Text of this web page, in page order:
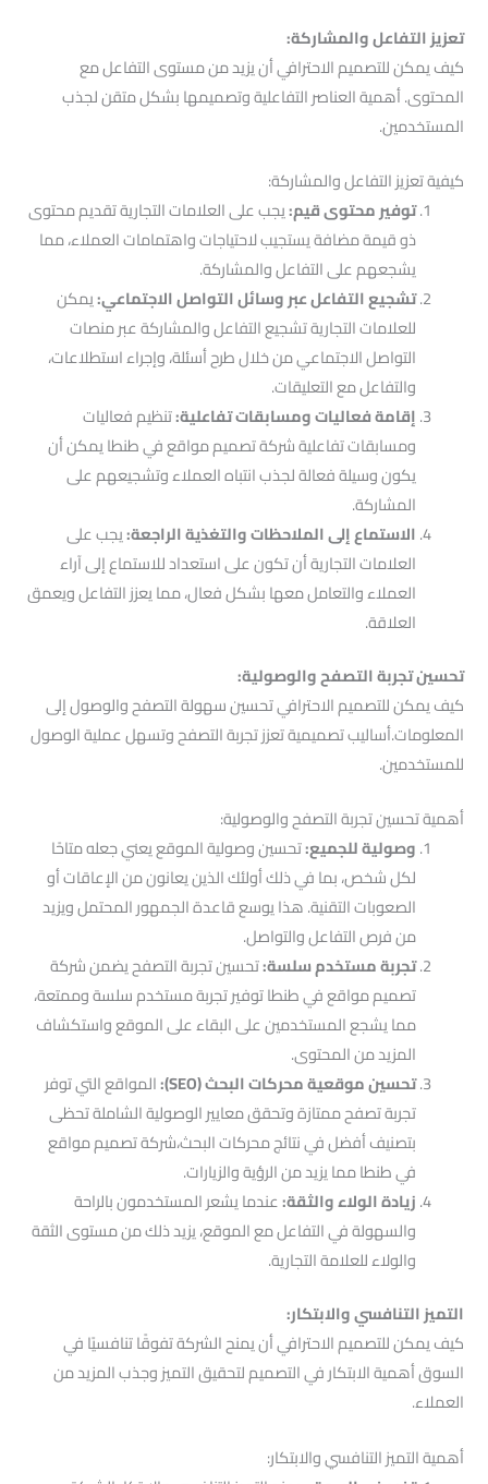
تعزيز التفاعل والمشاركة:
كيف يمكن للتصميم الاحترافي أن يزيد من مستوى التفاعل مع
المحتوى. أهمية العناصر التفاعلية وتصميمها بشكل متقن لجذب
المستخدمين.
كيفية تعزيز التفاعل والمشاركة:
توفير محتوى قيم:يجب على العلامات التجارية تقديم محتوى
ذو قيمة مضافة يستجيب لاحتياجات واهتمامات العملاء، مما
يشجعهم على التفاعل والمشاركة.
تشجيع التفاعل عبر وسائل التواصل الاجتماعي:يمكن
للعلامات التجارية تشجيع التفاعل والمشاركة عبر منصات
التواصل الاجتماعي من خلال طرح أسئلة، وإجراء استطلاعات،
والتفاعل مع التعليقات.
إقامة فعاليات ومسابقات تفاعلية:تنظيم فعاليات
ومسابقات تفاعلية شركة تصميم مواقع في طنطا يمكن أن
يكون وسيلة فعالة لجذب انتباه العملاء وتشجيعهم على
المشاركة.
الاستماع إلى الملاحظات والتغذية الراجعة:يجب على
العلامات التجارية أن تكون على استعداد للاستماع إلى آراء
العملاء والتعامل معها بشكل فعال، مما يعزز التفاعل ويعمق
العلاقة.
تحسين تجربة التصفح والوصولية:
كيف يمكن للتصميم الاحترافي تحسين سهولة التصفح والوصول إلى
المعلومات.أساليب تصميمية تعزز تجربة التصفح وتسهل عملية الوصول
للمستخدمين.
أهمية تحسين تجربة التصفح والوصولية:
وصولية للجميع:تحسين وصولية الموقع يعني جعله متاحًا
لكل شخص، بما في ذلك أولئك الذين يعانون من الإعاقات أو
الصعوبات التقنية. هذا يوسع قاعدة الجمهور المحتمل ويزيد
من فرص التفاعل والتواصل.
تجربة مستخدم سلسة:تحسين تجربة التصفح يضمن شركة
تصميم مواقع في طنطا توفير تجربة مستخدم سلسة وممتعة،
مما يشجع المستخدمين على البقاء على الموقع واستكشاف
المزيد من المحتوى.
تحسين موقعية محركات البحث (SEO):
المواقع التي توفر
تجربة تصفح ممتازة وتحقق معايير الوصولية الشاملة تحظى
بتصنيف أفضل في نتائج محركات البحث،شركة تصميم مواقع
في طنطا مما يزيد من الرؤية والزيارات.
زيادة الولاء والثقة:عندما يشعر المستخدمون بالراحة
والسهولة في التفاعل مع الموقع، يزيد ذلك من مستوى الثقة
والولاء للعلامة التجارية.
التميز التنافسي والابتكار:
كيف يمكن للتصميم الاحترافي أن يمنح الشركة تفوقًا تنافسيًا في
السوق أهمية الابتكار في التصميم لتحقيق التميز وجذب المزيد من
العملاء.
أهمية التميز التنافسي والابتكار: